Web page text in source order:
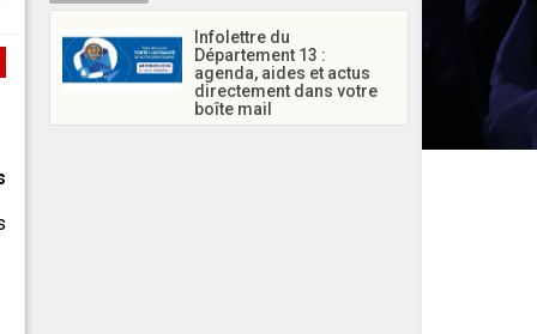
Infolettre du
Département 13 :
agenda, aides et actus
directement dans votre
boîte mail